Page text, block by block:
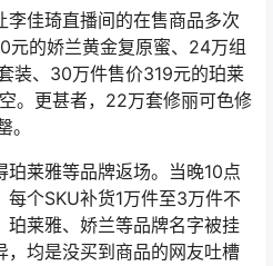
佳琦直播间的在售商品多次
元的娇兰黄金复原蜜、24万组
装、30万件售价319元的珀莱
。更甚者，22万套修丽可色修
莱雅等品牌返场。当晚10点
个SKU补货1万件至3万件不
珀莱雅、娇兰等品牌名字被挂
，均是没买到商品的网友吐槽